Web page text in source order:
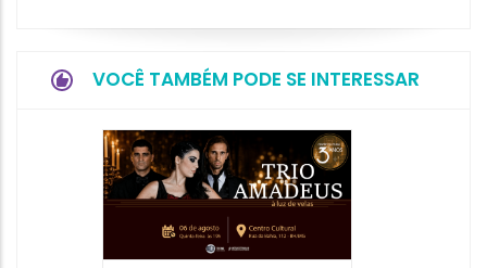
VOCÊ TAMBÉM PODE SE INTERESSAR